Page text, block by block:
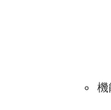
機